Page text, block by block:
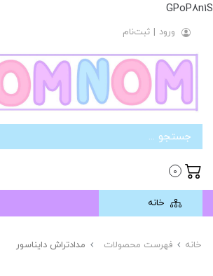
GPoP8n1S
ورود | ثبت‌نام
0
خانه
خانه فهرست محصولات مدادتراش دایناسور